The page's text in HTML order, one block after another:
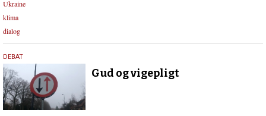
Ukraine
klima
dialog
15.
januar
2026
DEBAT
Gud og vigepligt